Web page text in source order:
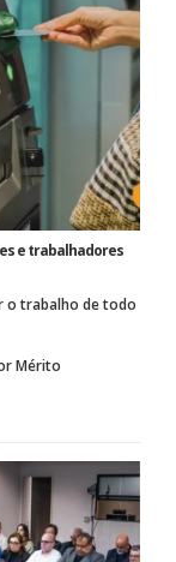
e trabalhadores
o trabalho de todo
Mérito